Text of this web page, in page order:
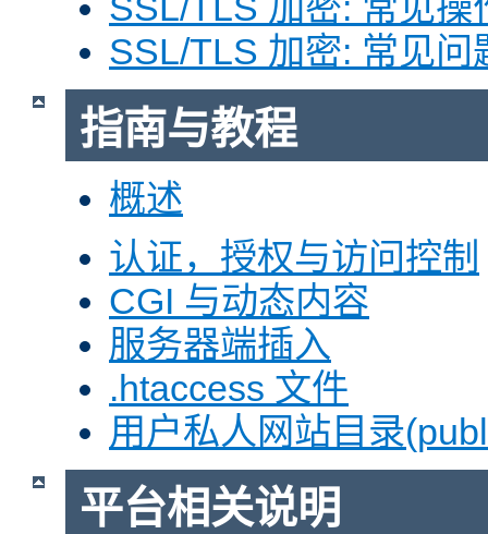
SSL/TLS 加密: 常见问
指南与教程
概述
认证，授权与访问控制
CGI 与动态内容
服务器端插入
.htaccess 文件
用户私人网站目录
平台相关说明